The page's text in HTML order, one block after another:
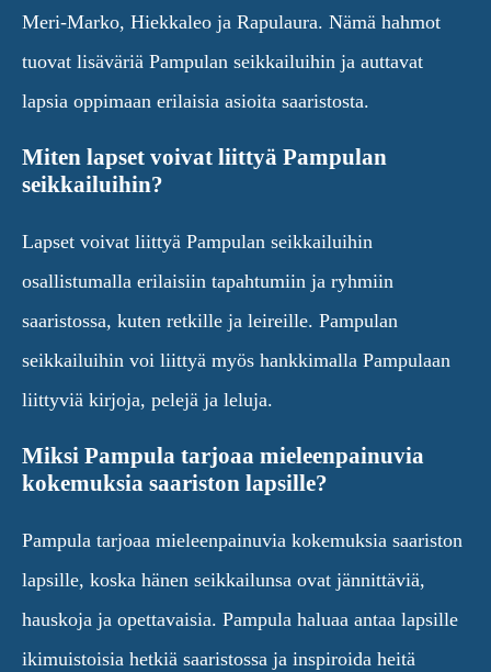
Meri-Marko, Hiekkaleo ja Rapulaura. Nämä hahmot
tuovat lisäväriä Pampulan seikkailuihin ja auttavat
lapsia oppimaan erilaisia asioita saaristosta.
Miten lapset voivat liittyä Pampulan
seikkailuihin?
Lapset voivat liittyä Pampulan seikkailuihin
osallistumalla erilaisiin tapahtumiin ja ryhmiin
saaristossa, kuten retkille ja leireille. Pampulan
seikkailuihin voi liittyä myös hankkimalla Pampulaan
liittyviä kirjoja, pelejä ja leluja.
Miksi Pampula tarjoaa mieleenpainuvia
kokemuksia saariston lapsille?
Pampula tarjoaa mieleenpainuvia kokemuksia saariston
lapsille, koska hänen seikkailunsa ovat jännittäviä,
hauskoja ja opettavaisia. Pampula haluaa antaa lapsille
ikimuistoisia hetkiä saaristossa ja inspiroida heitä